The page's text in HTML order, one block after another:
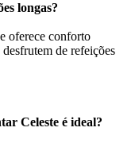
longas?
oferece conforto
de refeições
Celeste é ideal?